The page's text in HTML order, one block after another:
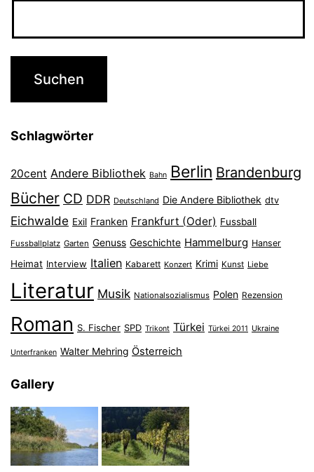
Schlagwörter
20cent Andere Bibliothek Bahn Berlin Brandenburg
Bücher CD DDR Deutschland Die Andere Bibliothek dtv
Eichwalde Exil Franken Frankfurt (Oder) Fussball
Fussballplatz Garten Genuss Geschichte Hammelburg Hanser
Heimat Interview Italien Kabarett Konzert Krimi Kunst Liebe
Literatur Musik Nationalsozialismus Polen Rezension
Roman S. Fischer SPD Trikont Türkei Türkei 2011 Ukraine
Unterfranken Walter Mehring Österreich
Gallery